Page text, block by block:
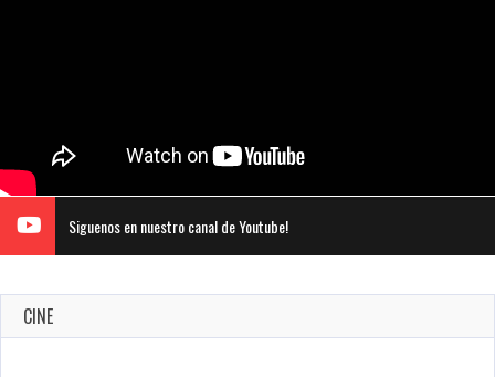
Siguenos en nuestro canal de Youtube!
CINE